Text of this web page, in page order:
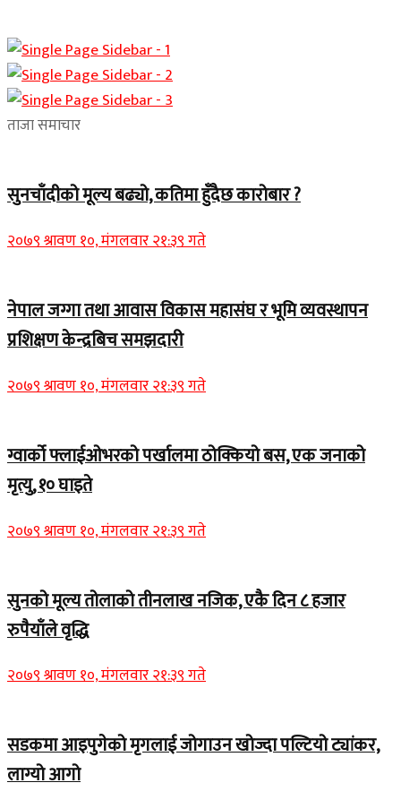
ताजा समाचार
सुनचाँदीको मूल्य बढ्यो, कतिमा हुँदैछ कारोबार ?
२०७९ श्रावण १०, मंगलवार २१:३९ गते
नेपाल जग्गा तथा आवास विकास महासंघ र भूमि व्यवस्थापन
प्रशिक्षण केन्द्रबिच समझदारी
२०७९ श्रावण १०, मंगलवार २१:३९ गते
ग्वार्को फ्लाईओभरको पर्खालमा ठोक्कियो बस, एक जनाको
मृत्यु, १० घाइते
२०७९ श्रावण १०, मंगलवार २१:३९ गते
सुनको मूल्य तोलाको तीनलाख नजिक, एकै दिन ८ हजार
रुपैयाँले वृद्धि
२०७९ श्रावण १०, मंगलवार २१:३९ गते
सडकमा आइपुगेको मृगलाई जोगाउन खोज्दा पल्टियो ट्यांकर,
लाग्यो आगो